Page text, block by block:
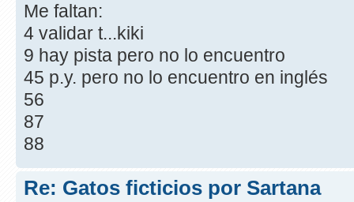
Me faltan:
4 validar t...kiki
9 hay pista pero no lo encuentro
45 p.y. pero no lo encuentro en inglés
56
87
88
Re: Gatos ficticios por Sartana